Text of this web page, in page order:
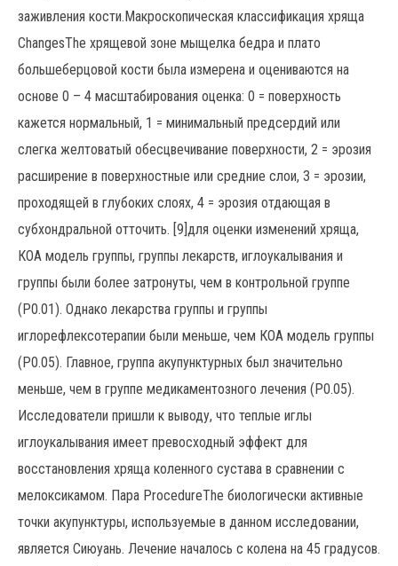
заживления кости.Макроскопическая классификация хряща
ChangesThe хрящевой зоне мыщелка бедра и плато
большеберцовой кости была измерена и оцениваются на
основе 0 – 4 масштабирования оценка: 0 = поверхность
кажется нормальный, 1 = минимальный предсердий или
слегка желтоватый обесцвечивание поверхности, 2 = эрозия
расширение в поверхностные или средние слои, 3 = эрозии,
проходящей в глубоких слоях, 4 = эрозия отдающая в
субхондральной отточить. [9]для оценки изменений хряща,
КОА модель группы, группы лекарств, иглоукалывания и
группы были более затронуты, чем в контрольной группе
(Р0.01). Однако лекарства группы и группы
иглорефлексотерапии были меньше, чем КОА модель группы
(Р0.05). Главное, группа акупунктурных был значительно
меньше, чем в группе медикаментозного лечения (Р0.05).
Исследователи пришли к выводу, что теплые иглы
иглоукалывания имеет превосходный эффект для
восстановления хряща коленного сустава в сравнении с
мелоксикамом. Пара ProcedureThe биологически активные
точки акупунктуры, используемые в данном исследовании,
является Сиюуань. Лечение началось с колена на 45 градусов.